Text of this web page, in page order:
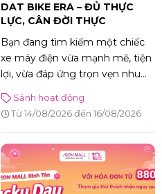
DAT BIKE ERA – ĐỦ THỰC
LỰC, CÂN ĐỜI THỰC
Bạn đang tìm kiếm một chiếc
xe máy điện vừa mạnh mẽ, tiện
lợi, vừa đáp ứng trọn vẹn nhu
Đừng bỏ lỡ sự kiện trải nghiệm
Dat Bike ERA diễn ra tại AEON
16/08/2026. Đây là cơ hội để
trực tiếp khám phá những mẫu
xe điện thế hệ mới, đăng ký lái
Sảnh hoạt động
Từ 14/08/2026 đến 16/08/2026